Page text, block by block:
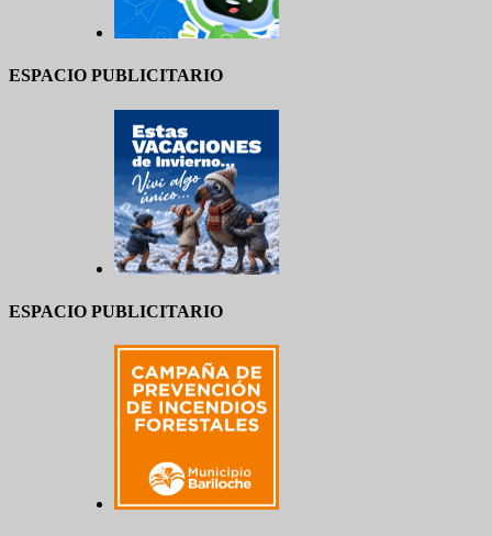
ESPACIO PUBLICITARIO
ESPACIO PUBLICITARIO